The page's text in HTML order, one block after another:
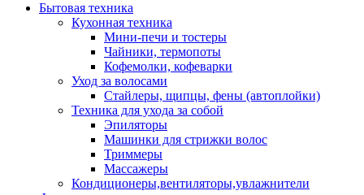
Бытовая техника
Кухонная техника
Мини-печи и тостеры
Чайники, термопоты
Кофемолки, кофеварки
Уход за волосами
Стайлеры, щипцы, фены (автоплойки)
Техника для ухода за собой
Эпиляторы
Машинки для стрижки волос
Триммеры
Массажеры
Кондиционеры,вентиляторы,увлажнители